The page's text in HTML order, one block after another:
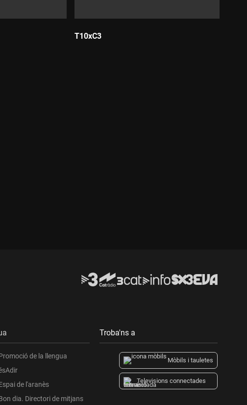
T10xC3
de la llengua
de l'aranès
dia. Directori de mitjans
Troba'ns a
Mòbils i tauletes
Televisions connectades